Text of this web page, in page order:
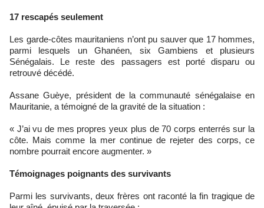
17 rescapés seulement
Les garde-côtes mauritaniens n’ont pu sauver que 17 hommes,
parmi lesquels un Ghanéen, six Gambiens et plusieurs
Sénégalais. Le reste des passagers est porté disparu ou
retrouvé décédé.
Assane Guèye, président de la communauté sénégalaise en
Mauritanie, a témoigné de la gravité de la situation :
« J’ai vu de mes propres yeux plus de 70 corps enterrés sur la
côte. Mais comme la mer continue de rejeter des corps, ce
nombre pourrait encore augmenter. »
Témoignages poignants des survivants
Parmi les survivants, deux frères ont raconté la fin tragique de